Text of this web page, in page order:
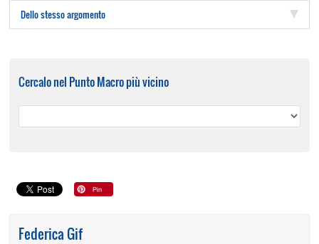
Dello stesso argomento
Cercalo nel Punto Macro più vicino
Federica Gif